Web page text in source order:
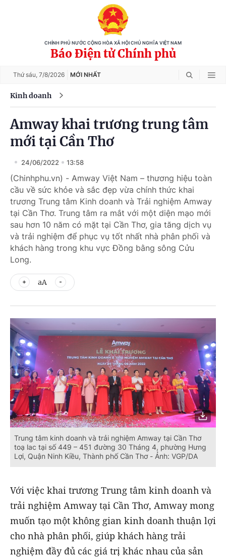
CHÍNH PHỦ NƯỚC CỘNG HÒA XÃ HỘI CHỦ NGHĨA VIỆT NAM
Báo Điện tử Chính phủ
Thứ sáu, 7/8/2026 MỚI NHẤT
Kinh doanh
Amway khai trương trung tâm
mới tại Cần Thơ
24/06/2022 13:58
(Chinhphu.vn) - Amway Việt Nam – thương hiệu toàn
cầu về sức khỏe và sắc đẹp vừa chính thức khai
trương Trung tâm Kinh doanh và Trải nghiệm Amway
tại Cần Thơ. Trung tâm ra mắt với một diện mạo mới
sau hơn 10 năm có mặt tại Cần Thơ, gia tăng dịch vụ
và trải nghiệm để phục vụ tốt nhất nhà phân phối và
khách hàng trong khu vực Đồng bằng sông Cửu
Long.
aA
Trung tâm kinh doanh và trải nghiệm Amway tại Cần Thơ
toạ lac tại số 449 – 451 đường 30 Tháng 4, phường Hưng
Lợi, Quận Ninh Kiều, Thành phố Cần Thơ - Ảnh: VGP/DA
Với việc khai trương Trung tâm kinh doanh và
trải nghiệm Amway tại Cần Thơ, Amway mong
muốn tạo một không gian kinh doanh thuận lợi
cho nhà phân phối, giúp khách hàng trải
nghiệm đầy đủ các giá trị khác nhau của sản